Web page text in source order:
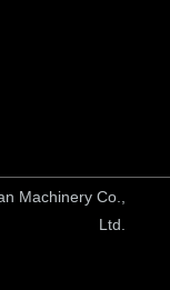
Machinery Co.,
Ltd.